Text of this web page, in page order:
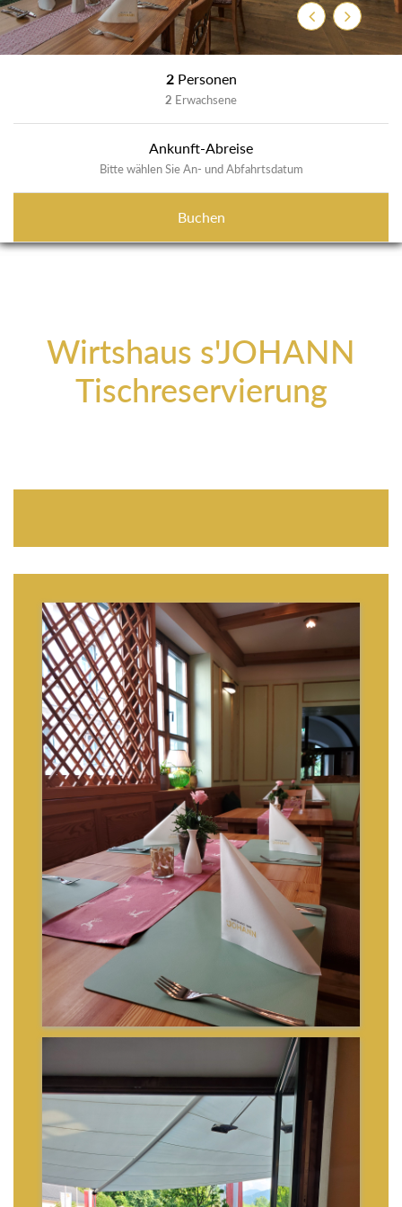
ZurückWeiter
2 Personen
2 Erwachsene
Ankunft-Abreise
Bitte wählen Sie An- und Abfahrtsdatum
Buchen
Wirtshaus s'JOHANN
Tischreservierung